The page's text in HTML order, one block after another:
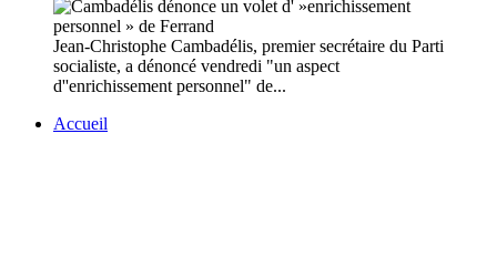
Jean-Christophe Cambadélis, premier secrétaire du Parti
socialiste, a dénoncé vendredi "un aspect
d''enrichissement personnel" de...
Accueil